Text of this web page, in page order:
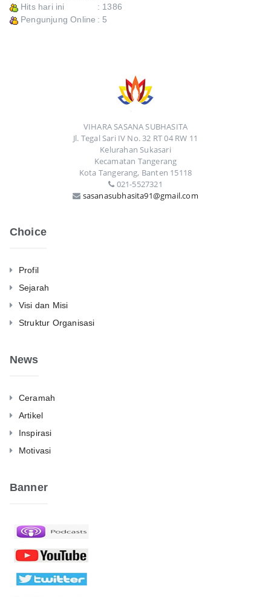
Hits hari ini
: 1386
Pengunjung Online : 5
VIHARA SASANA SUBHASITA
Jl. Tegal Sari IV No. 32 RT 04 RW 11
Kelurahan Sukasari
Kecamatan Tangerang
Kota Tangerang, Banten 15118
021-5527321
sasanasubhasita91@gmail.com
Choice
Profil
Sejarah
Visi dan Misi
Struktur Organisasi
News
Ceramah
Artikel
Inspirasi
Motivasi
Banner